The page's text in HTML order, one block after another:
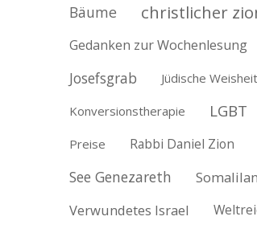
Bäume christlicher
Gedanken zur Wochenlesung
Josefsgrab
Jüdische Weisheit
Konversionstherapie LGBT
Preise Rabbi Daniel Zion
See Genezareth
Verwundetes Israel